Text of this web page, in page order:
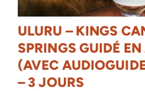
ULURU – KINGS
SPRINGS GUIDÉ
(AVEC
– 3 JOURS